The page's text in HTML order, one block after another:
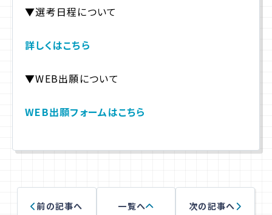
よくあるご質問
プライバシーポリシー
サイトマップ
043-225-3185
▼選考日程について
詳しくはこちら
▼WEB出願について
WEB出願フォームはこちら
前の記事へ 一覧へ 次の記事へ